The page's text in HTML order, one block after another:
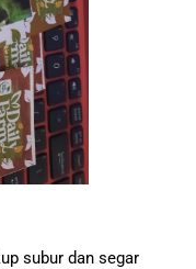
subur dan segar